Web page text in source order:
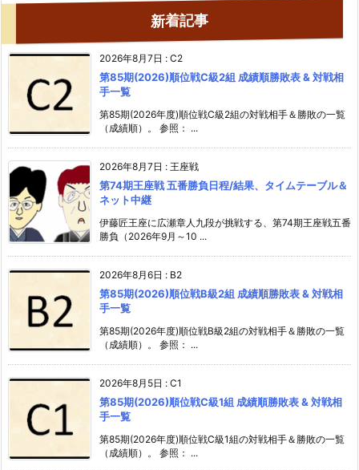
新着記事
2026年8月7日 : C2
第85期(2026)順位戦C級2組 成績順勝敗表 & 対戦相
手一覧
第85期(2026年度)順位戦C級2組の対戦相手＆勝敗の一覧
（成績順）。 参照： ...
2026年8月7日 : 王座戦
第74期王座戦 五番勝負日程/結果、タイムテーブル＆
ネット中継
伊藤匠王座に広瀬章人九段が挑戦する、第74期王座戦五番
勝負（2026年9月～10 ...
2026年8月6日 : B2
第85期(2026)順位戦B級2組 成績順勝敗表 & 対戦相
手一覧
第85期(2026年度)順位戦B級2組の対戦相手＆勝敗の一覧
（成績順）。 参照： ...
2026年8月5日 : C1
第85期(2026)順位戦C級1組 成績順勝敗表 & 対戦相
手一覧
第85期(2026年度)順位戦C級1組の対戦相手＆勝敗の一覧
（成績順）。 参照： ...